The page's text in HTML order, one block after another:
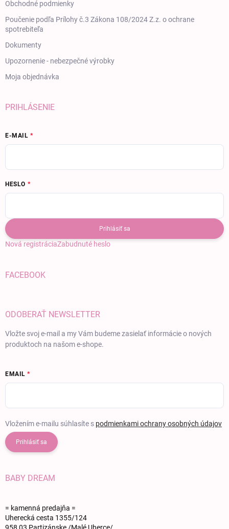
Obchodné podmienky
Poučenie podľa Prílohy č.3 Zákona 108/2024 Z.z. o ochrane
spotrebiteľa
Dokumenty
Upozornenie - nebezpečné výrobky
Moja objednávka
PRIHLÁSENIE
E-MAIL
HESLO
Prihlásiť sa
Nová registráciaZabudnuté heslo
FACEBOOK
ODOBERAŤ NEWSLETTER
Vložte svoj e-mail a my Vám budeme zasielať informácie o nových
produktoch na našom e-shope.
EMAIL
Vložením e-mailu súhlasíte s podmienkami ochrany osobných údajov
Prihlásiť sa
BABY DREAM
= kamenná predajňa =
Uherecká cesta 1355/124